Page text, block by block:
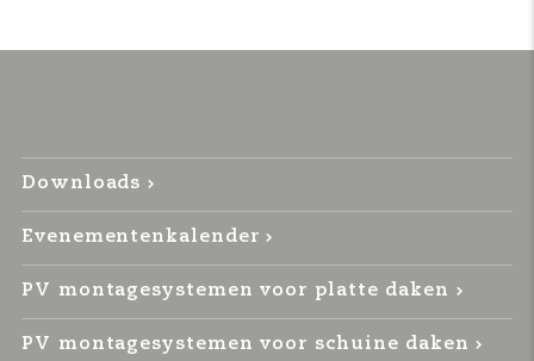
Downloads
Evenementenkalender
PV montagesystemen voor platte daken
PV montagesystemen voor schuine daken